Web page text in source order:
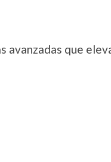
avanzadas que